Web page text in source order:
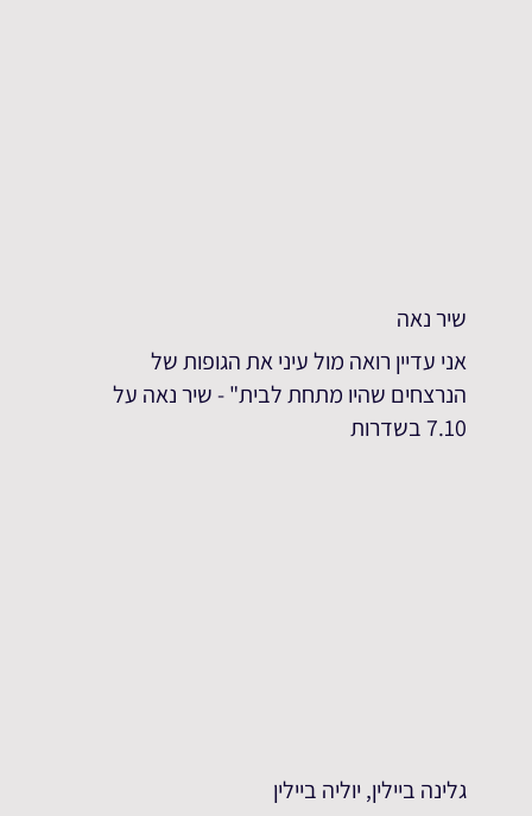
שיר נאה
אני עדיין רואה מול עיני את הגופות של
הנרצחים שהיו מתחת לבית" - שיר נאה על
7.10 בשדרות
גלינה ביילין, יוליה ביילין